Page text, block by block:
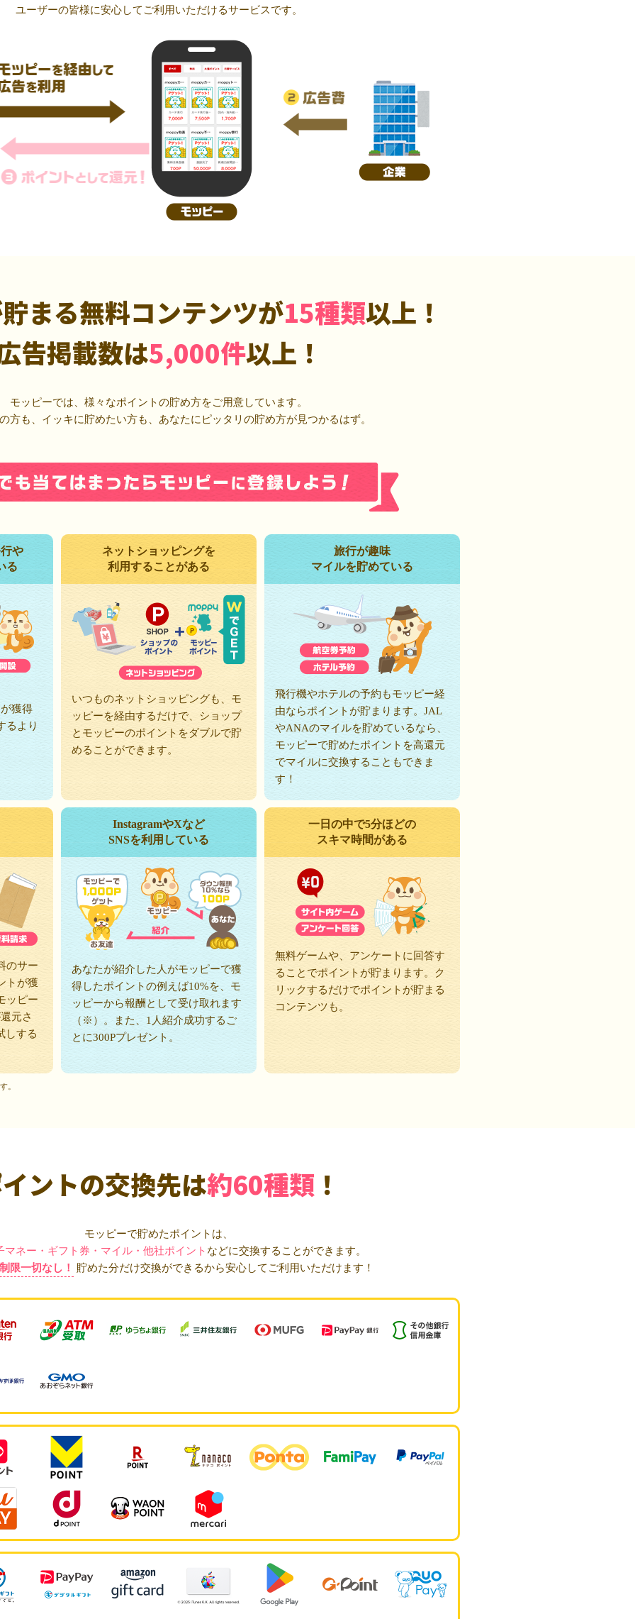
ユーザーの皆様に安心してご利用いただけるサービスです。
まる無料コンテンツが15種類以上！
告掲載数は5,000件以上！
モッピーでは、様々なポイントの貯め方をご用意しています。
方も、イッキに貯めたい方も、あなたにピッタリの貯め方が見つかるはず。
や
る
獲得
るより
ネットショッピングを
利用することがある
いつものネットショッピングも、モ
ッピーを経由するだけで、ショップ
とモッピーのポイントをダブルで貯
めることができます。
旅行が趣味
マイルを貯めている
飛行機やホテルの予約もモッピー経
由ならポイントが貯まります。JAL
やANAのマイルを貯めているなら、
モッピーで貯めたポイントを高還元
でマイルに交換することもできま
す！
のサー
トが獲
ッピー
元さ
しする
InstagramやXなど
SNSを利用している
あなたが紹介した人がモッピーで獲
得したポイントの例えば10%を、モ
ッピーから報酬として受け取れます
（※）。また、1人紹介成功するご
とに300Pプレゼント。
一日の中で5分ほどの
スキマ時間がある
無料ゲームや、アンケートに回答す
ることでポイントが貯まります。ク
リックするだけでポイントが貯まる
コンテンツも。
。
ントの交換先は約60種類 ！
モッピーで貯めたポイントは、
マネー・ギフト券・マイル・他社ポイント などに交換することができます。
限一切なし！
貯めた分だけ交換ができるから安心してご利用いただけます！